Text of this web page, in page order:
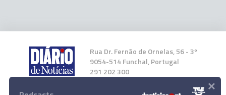
Rua Dr. Fernão de Ornelas, 56 - 3º
9054-514 Funchal, Portugal
291 202 300
×